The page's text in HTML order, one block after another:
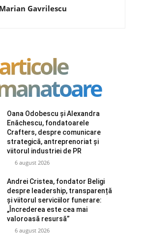
Marian Gavrilescu
articole
Oana Odobescu și Alexandra
Enăchescu, fondatoarele
Crafters, despre comunicare
strategică, antreprenoriat și
viitorul industriei de PR
6 august 2026
Andrei Cristea, fondator Beligi
despre leadership, transparență
și viitorul serviciilor funerare:
„Încrederea este cea mai
valoroasă resursă”
6 august 2026